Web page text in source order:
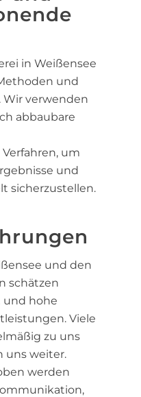
in Weißensee
und
Wir verwenden
abbaubare
um
und
sicherzustellen.
und den
schätzen
und hohe
Viele
zu uns
uns weiter.
werden